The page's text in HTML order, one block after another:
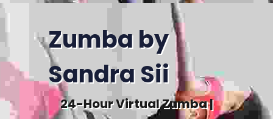
Zumba by
Sandra Sii
24-Hour Virtual Zumba |